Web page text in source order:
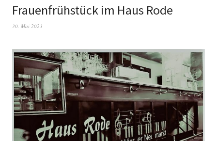
Frauenfrühstück im Haus Rode
30. Mai 2023